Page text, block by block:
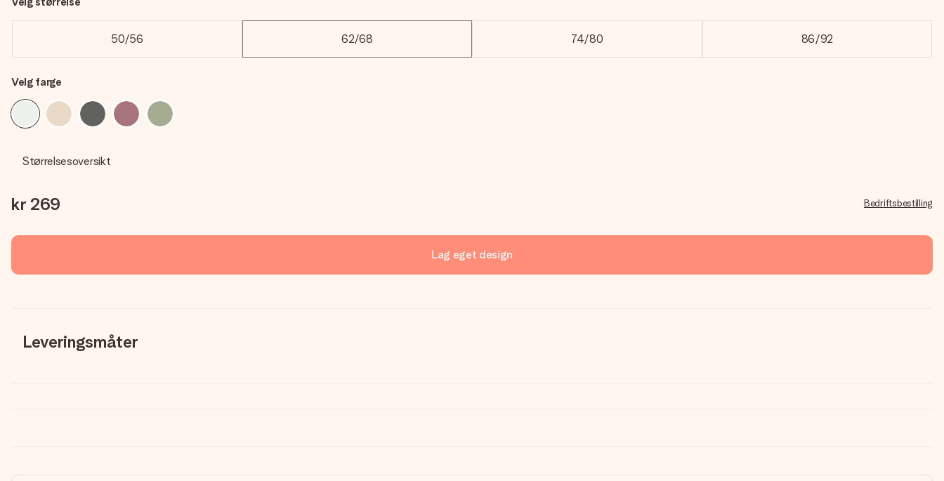
50/56 62/68 74/80 86/92
Velg farge
Størrelsesoversikt
kr 269 Bedriftsbestilling
Lag eget design
Leveringsmåter